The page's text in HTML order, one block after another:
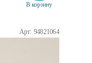
В корзину
Арт: 94821064